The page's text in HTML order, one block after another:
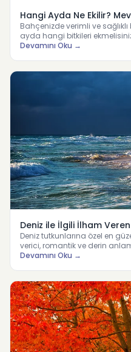
Hangi Ayda Ne Ekilir?
Bahçenizde verimli ve
ayda hangi bitkileri
Devamını Oku →
Deniz ile İlgili İlham
Deniz tutkunlarına özel en
verici, romantik ve derin
Devamını Oku →